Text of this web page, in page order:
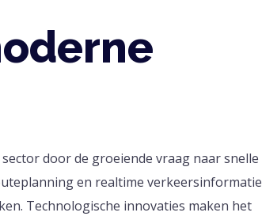
door de groeiende vraag naar snelle
en realtime verkeersinformatie
Technologische innovaties maken het